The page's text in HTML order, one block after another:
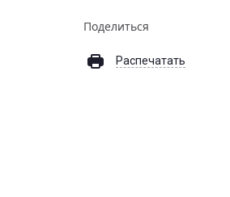
Поделиться
Распечатать